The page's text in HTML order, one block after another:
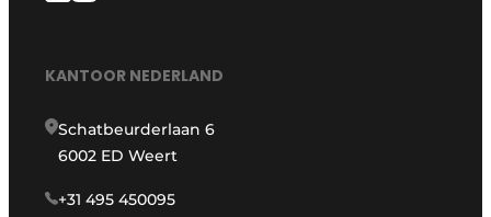
KANTOOR NEDERLAND
Schatbeurderlaan 6
6002 ED Weert
+31 495 450095